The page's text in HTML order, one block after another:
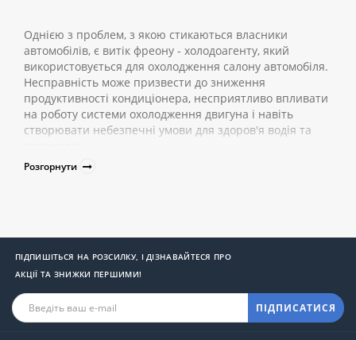
Однією з проблем, з якою стикаються власники
автомобілів, є витік фреону - холодоагенту, який
використовується для охолодження салону автомобіля.
Несправність може призвести до зниження
продуктивності кондиціонера, несприятливо впливати
на роботу системи охолодження двигуна і навіть
створювати небезпечні умови для здоров'я водія та
Що таке детектори витоку фреону і для
пристрої, призначені для виявлення витоків
холодоагенту (фреону) із системи кондиціонування
повітря автомобіля. Фреон - основна робоча речовина
Детектори витоку виконують кілька важливих функцій:
Розгорнути
ПІДПИШІТЬСЯ НА РОЗСИЛКУ, І ДІЗНАВАЙТЕСЯ ПРО
АКЦІЇ ТА ЗНИЖКИ ПЕРШИМИ!
ПІДПИСАТИСЯ